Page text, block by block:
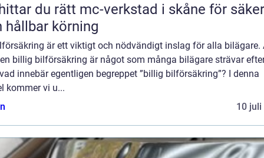
du rätt mc-verkstad i skåne för säker
hållbar körning
är ett viktigt och nödvändigt inslag för alla bilägare.
billig bilförsäkring är något som många bilägare strävar
innebär egentligen begreppet ”billig bilförsäkring”? I denna
kommer vi u...
10 juli